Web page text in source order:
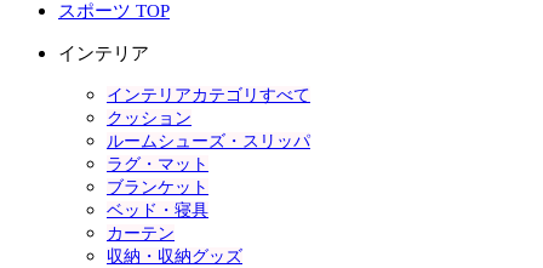
スポーツ TOP
インテリア
インテリアカテゴリすべて
クッション
ルームシューズ・スリッパ
ラグ・マット
ブランケット
ベッド・寝具
カーテン
収納・収納グッズ